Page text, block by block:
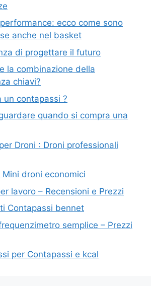
ecco come sono
anche nel basket
di progettare il futuro
la combinazione della
chiavi?
un contapassi ?
quando si compra una
Droni : Droni professionali
Mini droni economici
lavoro – Recensioni e Prezzi
Contapassi bennet
semplice – Prezzi
per Contapassi e kcal